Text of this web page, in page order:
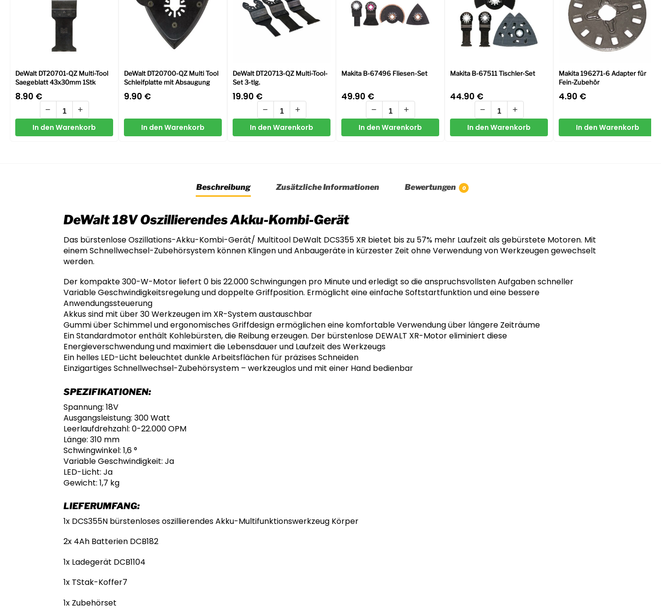
DeWalt DT20701-QZ Multi-Tool
Saegeblatt 43x30mm 1Stk
8.90 €
−
+
In den Warenkorb
DeWalt DT20700-QZ Multi Tool
Schleifplatte mit Absaugung
9.90 €
In den Warenkorb
DeWalt DT20713-QZ Multi-Tool-
Set 3-tlg.
19.90 €
−
+
In den Warenkorb
Makita B-67496 Fliesen-Set
49.90 €
−
+
In den Warenkorb
Makita B-67511 Tischler-Set
44.90 €
−
+
In den Warenkorb
Makita 196271-6 Adapter für
Fein-Zubehör
4.90 €
In den Warenkorb
Beschreibung Zusätzliche Informationen Bewertungen 0
DeWalt 18V Oszillierendes Akku-Kombi-Gerät
Das bürstenlose Oszillations-Akku-Kombi-Gerät/ Multitool DeWalt DCS355 XR bietet bis zu 57% mehr Laufzeit als gebürstete Motoren. Mit
einem Schnellwechsel-Zubehörsystem können Klingen und Anbaugeräte in kürzester Zeit ohne Verwendung von Werkzeugen gewechselt
werden.
Der kompakte 300-W-Motor liefert 0 bis 22.000 Schwingungen pro Minute und erledigt so die anspruchsvollsten Aufgaben schneller
Variable Geschwindigkeitsregelung und doppelte Griffposition. Ermöglicht eine einfache Softstartfunktion und eine bessere
Anwendungssteuerung
Akkus sind mit über 30 Werkzeugen im XR-System austauschbar
Gummi über Schimmel und ergonomisches Griffdesign ermöglichen eine komfortable Verwendung über längere Zeiträume
Ein Standardmotor enthält Kohlebürsten, die Reibung erzeugen. Der bürstenlose DEWALT XR-Motor eliminiert diese
Energieverschwendung und maximiert die Lebensdauer und Laufzeit des Werkzeugs
Ein helles LED-Licht beleuchtet dunkle Arbeitsflächen für präzises Schneiden
Einzigartiges Schnellwechsel-Zubehörsystem – werkzeuglos und mit einer Hand bedienbar
SPEZIFIKATIONEN:
Spannung: 18V
Ausgangsleistung: 300 Watt
Leerlaufdrehzahl: 0-22.000 OPM
Länge: 310 mm
Schwingwinkel: 1,6 °
Variable Geschwindigkeit: Ja
LED-Licht: Ja
Gewicht: 1,7 kg
LIEFERUMFANG:
1x DCS355N bürstenloses oszillierendes Akku-Multifunktionswerkzeug Körper
2x 4Ah Batterien DCB182
1x Ladegerät DCB1104
1x TStak-Koffer7
1x Zubehörset